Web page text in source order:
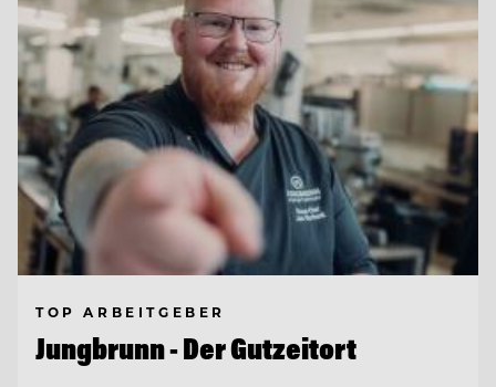
TOP ARBEITGEBER
Jungbrunn - Der Gutzeitort